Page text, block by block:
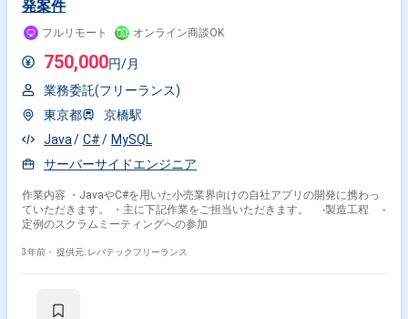
発案件
フルリモート オンライン商談OK
750,000円/月
業務委託(フリーランス)
東京都
京橋駅
Java
C#
MySQL
サーバーサイドエンジニア
作業内容 ・JavaやC#を用いた小売業界向けの自社アプリの開発に携わっ
ていただきます。 ・主に下記作業をご担当いただきます。 ‐製造工程 ‐
定例のスクラムミーティングへの参加
3年前・ 提供元: レバテックフリーランス